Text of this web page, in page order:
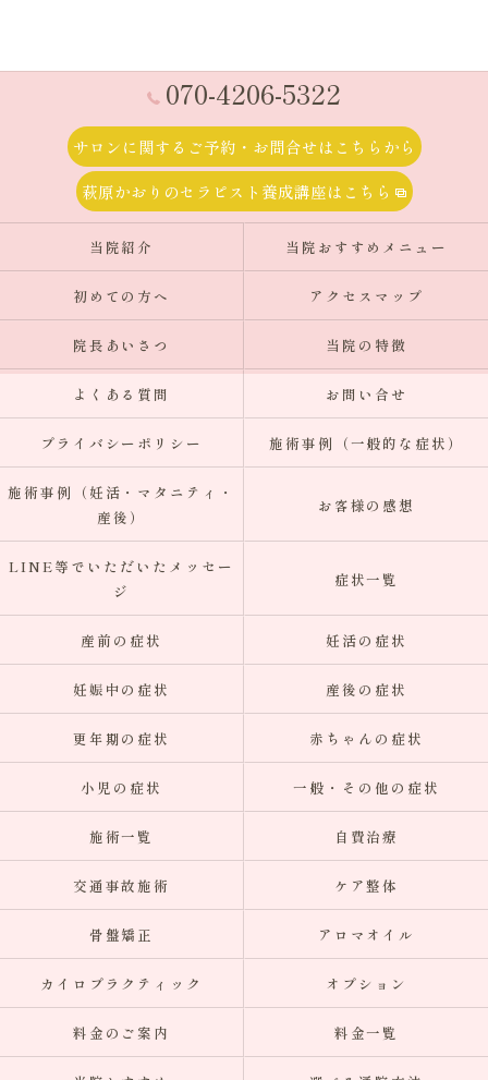
070-4206-5322
サロンに関するご予約・お問合せはこちらから
萩原かおりのセラピスト養成講座はこちら
当院紹介 当院おすすめメニュー
初めての方へ アクセスマップ
院長あいさつ 当院の特徴
よくある質問 お問い合せ
プライバシーポリシー 施術事例（一般的な症状）
施術事例（妊活・マタニティ・
産後）
お客様の感想
LINE等でいただいたメッセー
ジ
症状一覧
産前の症状 妊活の症状
妊娠中の症状 産後の症状
更年期の症状 赤ちゃんの症状
小児の症状 一般・その他の症状
施術一覧 自費治療
交通事故施術 ケア整体
骨盤矯正 アロマオイル
カイロプラクティック オプション
料金のご案内 料金一覧